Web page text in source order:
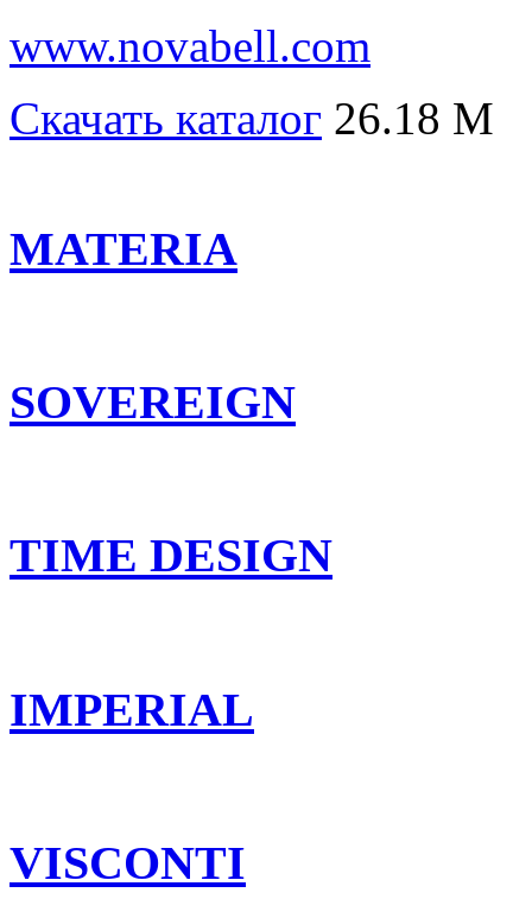
www.novabell.com
Скачать каталог 26.18 M
MATERIA
SOVEREIGN
TIME DESIGN
IMPERIAL
VISCONTI